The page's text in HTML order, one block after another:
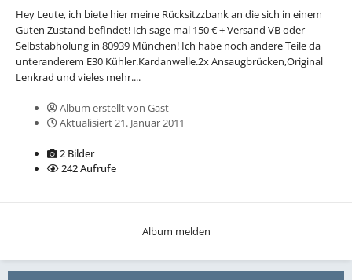
Hey Leute, ich biete hier meine Rücksitzzbank an die sich in einem
Guten Zustand befindet! Ich sage mal 150 € + Versand VB oder
Selbstabholung in 80939 München! Ich habe noch andere Teile da
unteranderem E30 Kühler.Kardanwelle.2x Ansaugbrücken,Original
Lenkrad und vieles mehr....
Album erstellt von Gast
Aktualisiert21. Januar 2011
2 Bilder
242 Aufrufe
Album melden